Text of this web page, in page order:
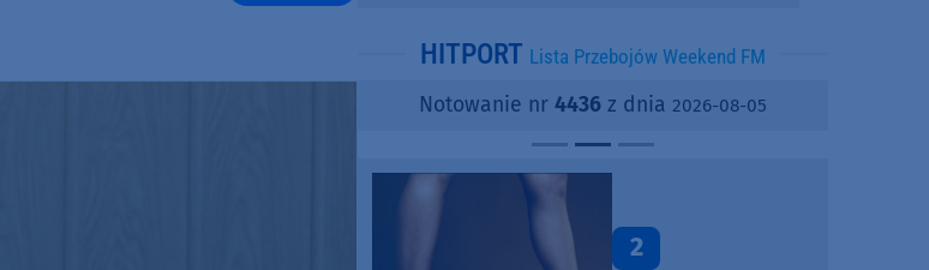
informuje o
i ofertach
najmu
SPC, WPC i
kamienny
HITPORT Lista Przebojów Weekend FM
Notowanie nr 4436 z dnia 2026-08-05
2